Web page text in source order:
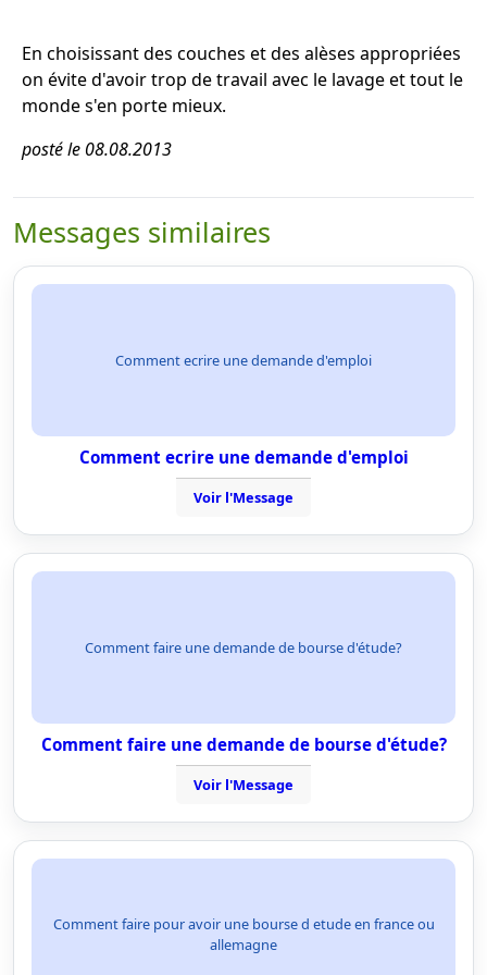
En choisissant des couches et des alèses appropriées
on évite d'avoir trop de travail avec le lavage et tout le
monde s'en porte mieux.
posté le 08.08.2013
Messages similaires
Comment ecrire une demande d'emploi
Comment ecrire une demande d'emploi
Voir l'Message
Comment faire une demande de bourse d'étude?
Comment faire une demande de bourse d'étude?
Voir l'Message
Comment faire pour avoir une bourse d etude en france ou
allemagne